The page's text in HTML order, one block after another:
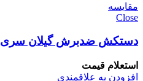
مقایسه
Close
دستکش ضدبرش گیلان سری 2
استعلام قیمت
افزودن به علاقمندی